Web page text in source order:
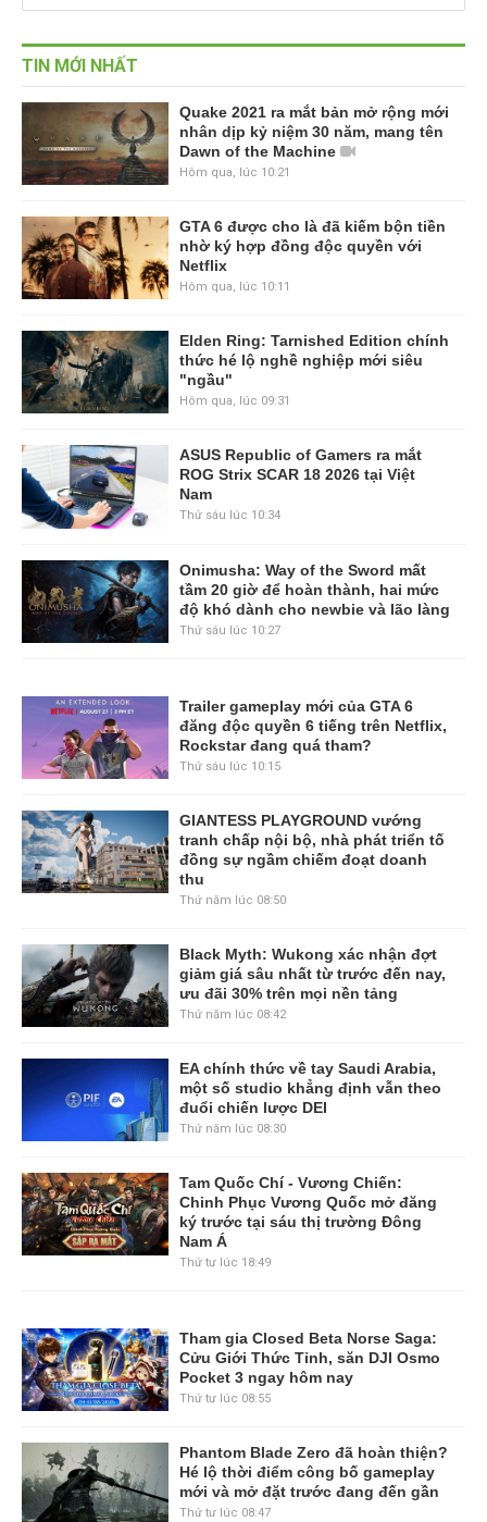
TIN MỚI NHẤT
Quake 2021 ra mắt bản mở rộng mới
nhân dịp kỷ niệm 30 năm, mang tên
Dawn of the Machine
Hôm qua, lúc 10:21
GTA 6 được cho là đã kiếm bộn tiền
nhờ ký hợp đồng độc quyền với
Netflix
Hôm qua, lúc 10:11
Elden Ring: Tarnished Edition chính
thức hé lộ nghề nghiệp mới siêu
"ngầu"
Hôm qua, lúc 09:31
ASUS Republic of Gamers ra mắt
ROG Strix SCAR 18 2026 tại Việt
Nam
Thứ sáu lúc 10:34
Onimusha: Way of the Sword mất
tầm 20 giờ để hoàn thành, hai mức
độ khó dành cho newbie và lão làng
Thứ sáu lúc 10:27
Trailer gameplay mới của GTA 6
đăng độc quyền 6 tiếng trên Netflix,
Rockstar đang quá tham?
Thứ sáu lúc 10:15
GIANTESS PLAYGROUND vướng
tranh chấp nội bộ, nhà phát triển tố
đồng sự ngầm chiếm đoạt doanh
thu
Thứ năm lúc 08:50
Black Myth: Wukong xác nhận đợt
giảm giá sâu nhất từ trước đến nay,
ưu đãi 30% trên mọi nền tảng
Thứ năm lúc 08:42
EA chính thức về tay Saudi Arabia,
một số studio khẳng định vẫn theo
đuổi chiến lược DEI
Thứ năm lúc 08:30
Tam Quốc Chí - Vương Chiến:
Chinh Phục Vương Quốc mở đăng
ký trước tại sáu thị trường Đông
Nam Á
Thứ tư lúc 18:49
Tham gia Closed Beta Norse Saga:
Cửu Giới Thức Tỉnh, săn DJI Osmo
Pocket 3 ngay hôm nay
Thứ tư lúc 08:55
Phantom Blade Zero đã hoàn thiện?
Hé lộ thời điểm công bố gameplay
mới và mở đặt trước đang đến gần
Thứ tư lúc 08:47